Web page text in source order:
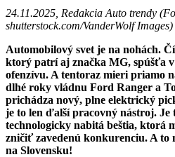
24.11.2025, Redakcia Auto trendy (
shutterstock.com/VanderWolf Images)
Automobilový svet je na nohách.
ktorý patrí aj značka MG, spúšťa
ofenzívu. A tentoraz mieri priamo
dlhé roky vládnu Ford Ranger a
prichádza nový, plne elektrický
je to len ďalší pracovný nástroj. Je
technologicky nabitá beštia, ktorá
zničiť zavedenú konkurenciu. A to
na Slovensku!